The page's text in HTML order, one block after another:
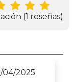
(1 reseñas)
04/2025